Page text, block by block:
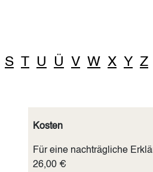
S T U Ü V W X Y Z
Kosten
Für eine nachträgliche
26,00 €